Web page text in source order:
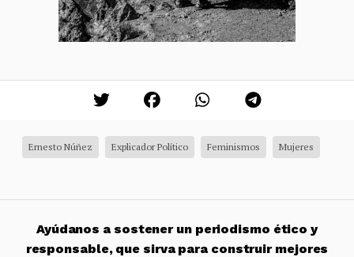
Ernesto Núñez Explicador Político Feminismos Mujeres
Ayúdanos a sostener un periodismo ético y
responsable, que sirva para construir mejores